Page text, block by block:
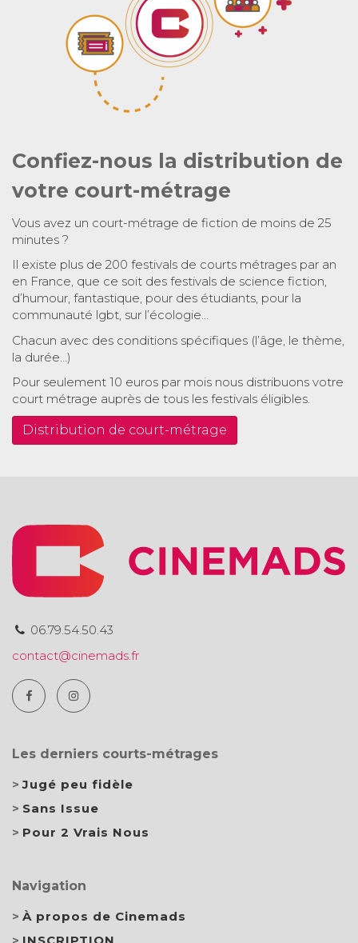
Confiez-nous la distribution de
votre court-métrage
Vous avez un court-métrage de fiction de moins de 25
minutes ?
Il existe plus de 200 festivals de courts métrages par an
en France, que ce soit des festivals de science fiction,
d’humour, fantastique, pour des étudiants, pour la
communauté lgbt, sur l’écologie…
Chacun avec des conditions spécifiques (l’âge, le thème,
la durée…)
Pour seulement 10 euros par mois nous distribuons votre
court métrage auprès de tous les festivals éligibles.
Distribution de court-métrage
06.79.54.50.43
contact@cinemads.fr
Les derniers courts-métrages
Jugé peu fidèle
Sans Issue
Pour 2 Vrais Nous
Navigation
À propos de Cinemads
INSCRIPTION